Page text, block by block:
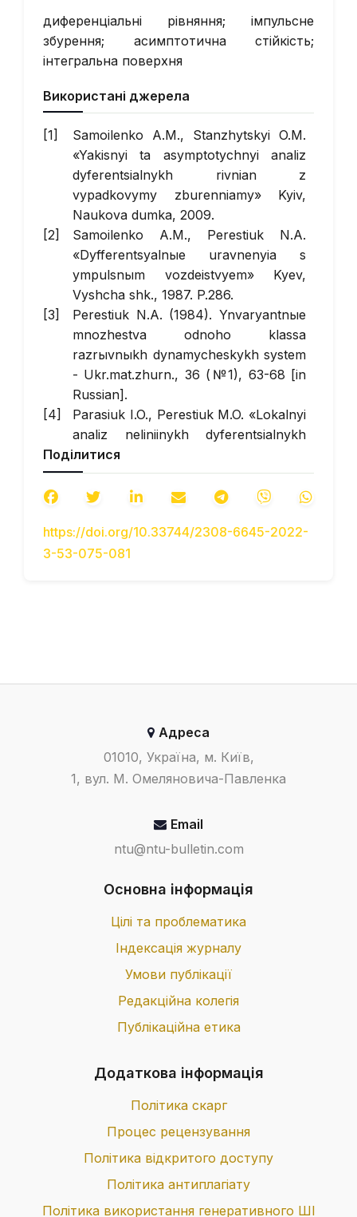
диференціальні рівняння; імпульсне
збурення; асимптотична стійкість;
інтегральна поверхня
Використані джерела
Samoilenko A.M., Stanzhytskyi O.M.
«Yakisnyi ta asymptotychnyi analiz
dyferentsialnykh rivnian z
vypadkovymy zburenniamy» Kyiv,
Naukova dumka, 2009.
Samoilenko A.M., Perestiuk N.A.
«Dyfferentsyalnыe uravnenyia s
ympulsnыm vozdeistvyem» Kyev,
Vyshcha shk., 1987. P.286.
Perestiuk N.A. (1984). Ynvaryantnыe
mnozhestva odnoho klassa
razrыvnыkh dynamycheskykh system
- Ukr.mat.zhurn., 36 (№1), 63-68 [in
Russian].
Parasiuk I.O., Perestiuk M.O. «Lokalnyi
analiz neliniinykh dyferentsialnykh
rivnian» Kamianets-Podilskyi,
Aksioma, 2013.
Bilobrytska O.I., Vyshenska O.V.,
mnozhynu odniyeyi dynamichnoyi
systemy - Novitni texnologiyi, № 1(13),
Поділитися
https://doi.org/10.33744/2308-6645-2022-
3-53-075-081
Адреса
01010, Україна, м. Київ,
1, вул. М. Омеляновича-Павленка
Email
ntu@ntu-bulletin.com
Основна інформація
Цілі та проблематика
Індексація журналу
Умови публікації
Редакційна колегія
Публікаційна етика
Додаткова інформація
Політика скарг
Процес рецензування
Політика відкритого доступу
Політика антиплагіату
Політика використання генеративного ШІ